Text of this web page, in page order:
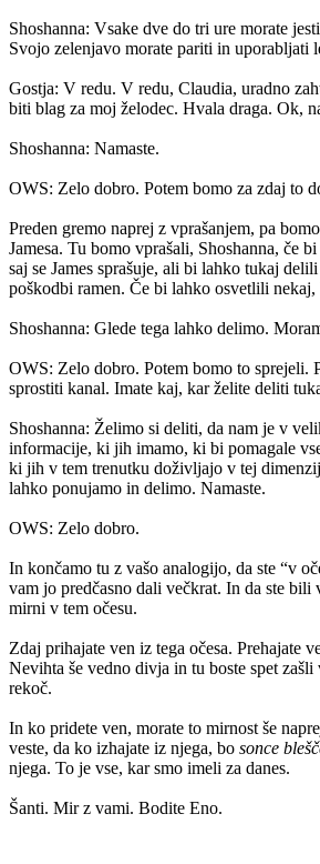
Shoshanna: Vsake dve do tri ure morate
Svojo zelenjavo morate pariti in uporabljati
Gostja: V redu. V redu, Claudia, uradno
biti blag za moj želodec. Hvala draga. Ok,
Shoshanna: Namaste.
OWS: Zelo dobro. Potem bomo za zdaj to
Preden gremo naprej z vprašanjem, pa
Jamesa. Tu bomo vprašali, Shoshanna, če
saj se James sprašuje, ali bi lahko tukaj
poškodbi ramen. Če bi lahko osvetlili nekaj,
Shoshanna: Glede tega lahko delimo.
OWS: Zelo dobro. Potem bomo to sprejeli.
sprostiti kanal. Imate kaj, kar želite deliti
Shoshanna: Želimo si deliti, da nam je v
informacije, ki jih imamo, ki bi pomagale
ki jih v tem trenutku doživljajo v tej
lahko ponujamo in delimo. Namaste.
OWS: Zelo dobro.
In končamo tu z vašo analogijo, da ste “v
vam jo predčasno dali večkrat. In da ste
mirni v tem očesu.
Zdaj prihajate ven iz tega očesa. Prehajate
Nevihta še vedno divja in tu boste spet
rekoč.
In ko pridete ven, morate to mirnost še
veste, da ko izhajate iz njega, bo sonce
njega. To je vse, kar smo imeli za danes.
Šanti. Mir z vami. Bodite Eno.